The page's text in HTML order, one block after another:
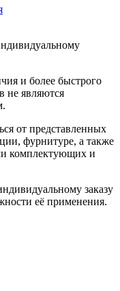
и более быстрого
не являются
от представленных
фурнитуре, а также
комплектующих и
заказу
её применения.